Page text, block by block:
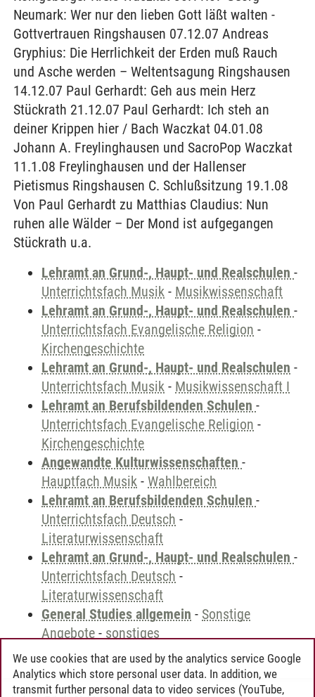
Neumark: Wer nur den lieben Gott läßt walten -
Gottvertrauen Ringshausen 07.12.07 Andreas
Gryphius: Die Herrlichkeit der Erden muß Rauch
und Asche werden – Weltentsagung Ringshausen
14.12.07 Paul Gerhardt: Geh aus mein Herz
Stückrath 21.12.07 Paul Gerhardt: Ich steh an
deiner Krippen hier / Bach Waczkat 04.01.08
Johann A. Freylinghausen und SacroPop Waczkat
11.1.08 Freylinghausen und der Hallenser
Pietismus Ringshausen C. Schlußsitzung 19.1.08
Von Paul Gerhardt zu Matthias Claudius: Nun
ruhen alle Wälder – Der Mond ist aufgegangen
Stückrath u.a.
Lehramt an Grund-, Haupt- und Realschulen -
Unterrichtsfach Musik - Musikwissenschaft
Lehramt an Grund-, Haupt- und Realschulen -
Unterrichtsfach Evangelische Religion -
Kirchengeschichte
Lehramt an Grund-, Haupt- und Realschulen -
Unterrichtsfach Musik - Musikwissenschaft I
Lehramt an Berufsbildenden Schulen -
Unterrichtsfach Evangelische Religion -
Kirchengeschichte
Angewandte Kulturwissenschaften -
Hauptfach Musik - Wahlbereich
Lehramt an Berufsbildenden Schulen -
Unterrichtsfach Deutsch -
Literaturwissenschaft
Lehramt an Grund-, Haupt- und Realschulen -
Unterrichtsfach Deutsch -
Literaturwissenschaft
General Studies allgemein - Sonstige
Angebote - sonstiges
We use cookies that are used by the analytics service Google
Analytics which store personal user data. In addition, we
transmit further personal data to video services (YouTube,